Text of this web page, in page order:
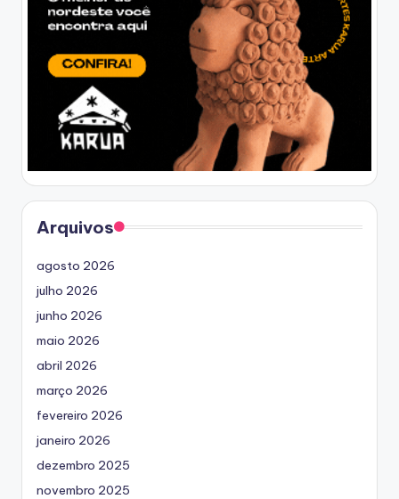
Arquivos
agosto 2026
julho 2026
junho 2026
maio 2026
abril 2026
março 2026
fevereiro 2026
janeiro 2026
dezembro 2025
novembro 2025